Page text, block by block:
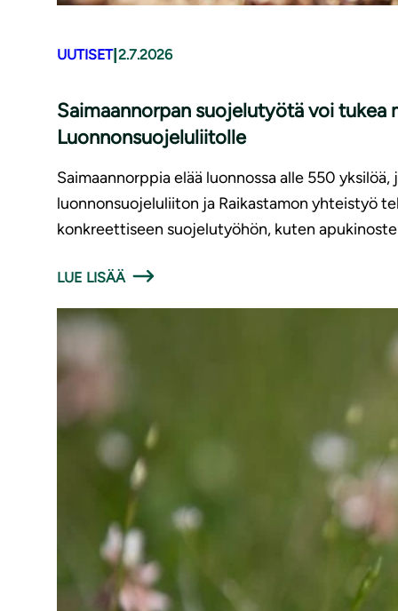
UUTISET|2.7.2026
Saimaannorpan suojelutyötä voi tukea
Luonnonsuojeluliitolle
Saimaannorppia elää luonnossa alle 550
luonnonsuojeluliiton ja Raikastamon yhteistyö
konkreettiseen suojelutyöhön, kuten
LUE LISÄÄ